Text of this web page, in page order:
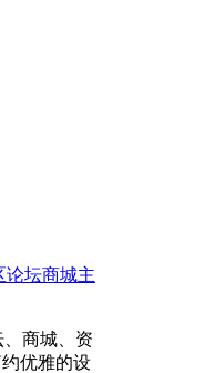
商城、资
优雅的设